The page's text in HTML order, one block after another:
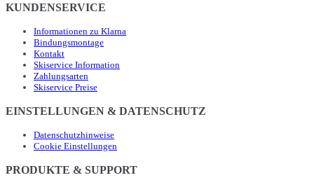
KUNDENSERVICE
Informationen zu Klarna
Bindungsmontage
Kontakt
Skiservice Information
Zahlungsarten
Skiservice Preise
EINSTELLUNGEN & DATENSCHUTZ
Datenschutzhinweise
Cookie Einstellungen
PRODUKTE & SUPPORT